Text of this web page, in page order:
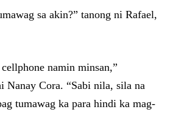
sa akin?” tanong ni Rafael,
namin minsan,”
Nanay Cora. “Sabi nila, sila na
tumawag ka para hindi ka mag-